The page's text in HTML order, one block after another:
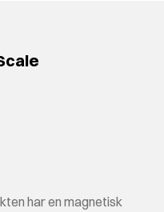
har en magnetisk